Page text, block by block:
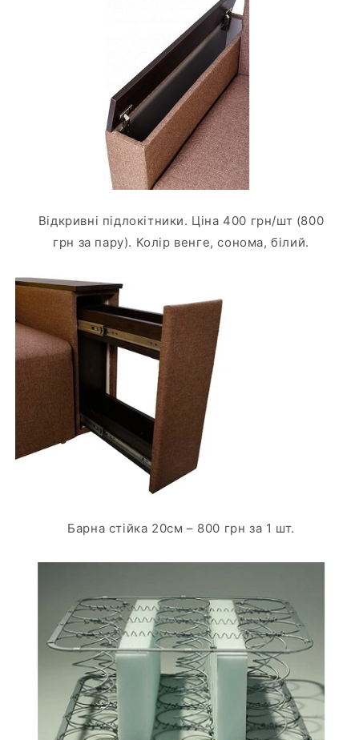
Відкривні підлокітники. Ціна 400 грн/шт (800
грн за пару). Колір венге, сонома, білий.
Барна стійка 20см – 800 грн за 1 шт.